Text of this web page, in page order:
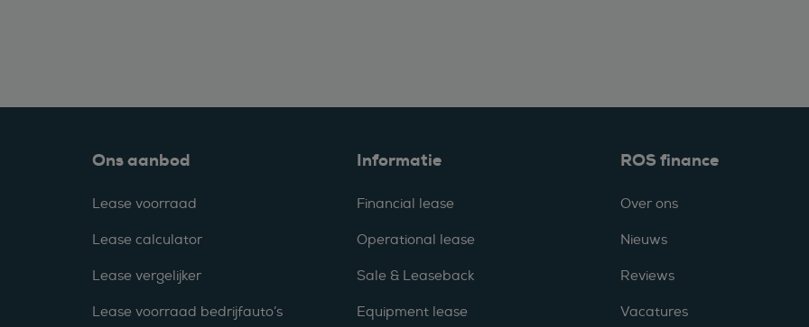
Ons aanbod
Lease voorraad
Lease calculator
Lease vergelijker
Lease voorraad bedrijfauto’s
Informatie
Financial lease
Operational lease
Sale & Leaseback
Equipment lease
ROS finance
Over ons
Nieuws
Reviews
Vacatures